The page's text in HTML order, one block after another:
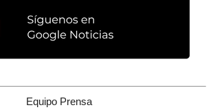
Equipo Prensa